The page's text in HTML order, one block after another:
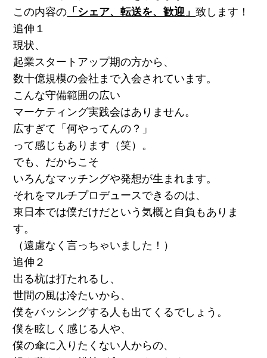
この内容の 「シェア、転送を、歓迎」致します！
追伸１
現状、
起業スタートアップ期の方から、
数十億規模の会社まで入会されています。
こんな守備範囲の広い
マーケティング実践会はありません。
広すぎて「何やってんの？」
って感じもあります（笑）。
でも、だからこそ
いろんなマッチングや発想が生まれます。
それをマルチプロデュースできるのは、
東日本では僕だけだという気概と自負もありま
す。
（遠慮なく言っちゃいました！）
追伸２
出る杭は打たれるし、
世間の風は冷たいから、
僕をバッシングする人も出てくるでしょう。
僕を眩しく感じる人や、
僕の傘に入りたくない人からの、